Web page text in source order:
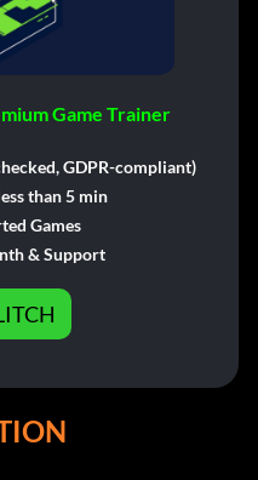
Game Trainer
GDPR-compliant)
than 5 min
Games
& Support